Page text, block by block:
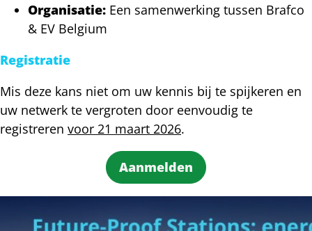
Organisatie: Een samenwerking tussen Brafco
& EV Belgium
Registratie
Mis deze kans niet om uw kennis bij te spijkeren en
uw netwerk te vergroten door eenvoudig te
registreren voor 21 maart 2026.
Aanmelden